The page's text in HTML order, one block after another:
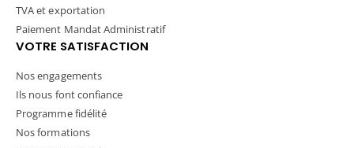
TVA et exportation
Paiement Mandat Administratif
VOTRE SATISFACTION
Nos engagements
Ils nous font confiance
Programme fidélité
Nos formations